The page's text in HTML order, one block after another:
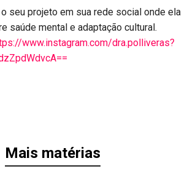
seu projeto em sua rede social onde ela
saúde mental e adaptação cultural.
www.instagram.com/dra.polliveras?
Mais matérias